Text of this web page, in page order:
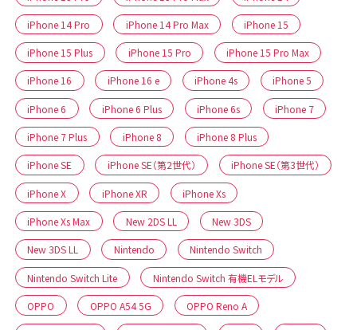
iPhone 14 Pro iPhone 14 Pro Max iPhone 15
iPhone 15 Plus iPhone 15 Pro iPhone 15 Pro Max
iPhone 16 iPhone 16 e iPhone 4s iPhone 5
iPhone 6 iPhone 6 Plus iPhone 6s iPhone 7
iPhone 7 Plus iPhone 8 iPhone 8 Plus
iPhone SE iPhone SE（第2世代） iPhone SE（第3世代）
iPhone X iPhone XR iPhone Xs
iPhone Xs Max New 2DS LL New 3DS
New 3DS LL Nintendo Nintendo Switch
Nintendo Switch Lite Nintendo Switch 有機ELモデル
OPPO OPPO A54 5G OPPO Reno A